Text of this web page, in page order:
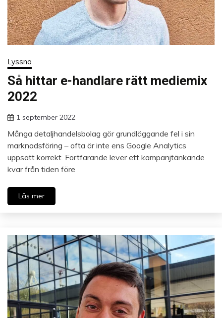
Lyssna
Så hittar e-handlare rätt mediemix
2022
1 september 2022
Många detaljhandelsbolag gör grundläggande fel i sin
marknadsföring – ofta är inte ens Google Analytics
uppsatt korrekt. Fortfarande lever ett kampanjtänkande
kvar från tiden före
Läs mer